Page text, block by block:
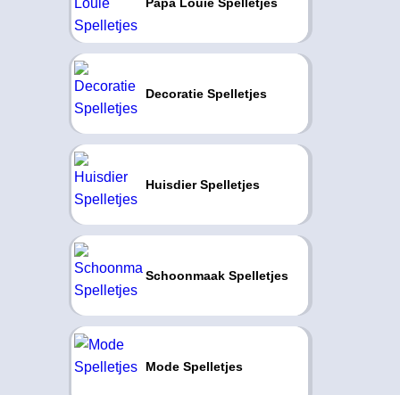
Decoratie Spelletjes
Huisdier Spelletjes
Schoonmaak Spelletjes
Mode Spelletjes